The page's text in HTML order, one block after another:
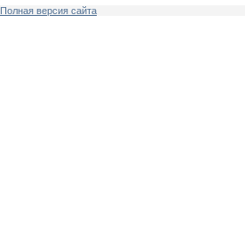
Полная версия сайта